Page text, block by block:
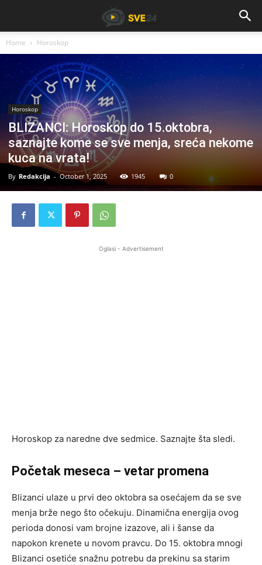
Home Horoskop
Horoskop
BLIZANCI: Horoskop do 15.oktobra,
saznajte kome se sve menja, sreća nekome
kuca na vrata!
By Redakcija - October 1, 2025 1945 0
Oglasi - Advertisement
Horoskop za naredne dve sedmice. Saznajte šta sledi.
Početak meseca – vetar promena
Blizanci ulaze u prvi deo oktobra sa osećajem da se sve
menja brže nego što očekuju. Dinamična energija ovog
perioda donosi vam brojne izazove, ali i šanse da
napokon krenete u novom pravcu. Do 15. oktobra mnogi
Blizanci osetiće snažnu potrebu da prekinu sa starim